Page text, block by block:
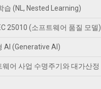
습 (NL, Nested Learning)
25010 (소프트웨어 품질 모델)
AI (Generative AI)
웨어 사업 수명주기와 대가산정